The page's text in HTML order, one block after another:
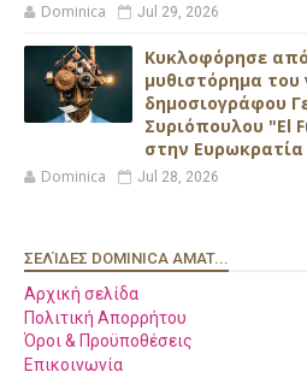
Dominica Jul 29, 2026
Κυκλοφόρησε από
μυθιστόρημα
δημοσιογράφου
Συριόπουλου "El
στην
Dominica Jul 28, 2026
ΣΕΛΊΔΕΣ DOMINICA AMAT...
Αρχική σελίδα
Πολιτική Απορρήτου
Όροι & Προϋποθέσεις
Επικοινωνία